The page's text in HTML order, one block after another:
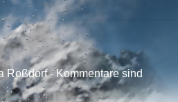
Roßdorf - Kommentare sind